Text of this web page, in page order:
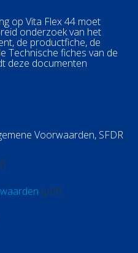
op Vita Flex 44 moet
onderzoek van het
de productfiche, de
Technische fiches van de
deze documenten
Voorwaarden, SFDR
(pdf)